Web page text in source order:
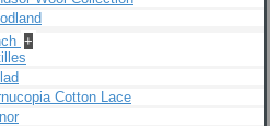
+
Cotton Lace